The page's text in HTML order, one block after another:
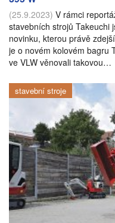
(25.9.2023) V rámci
stavebních strojů Takeuchi
novinku, kterou právě
je o novém kolovém bagru
ve VLW věnovali takovou…
stavební stroje